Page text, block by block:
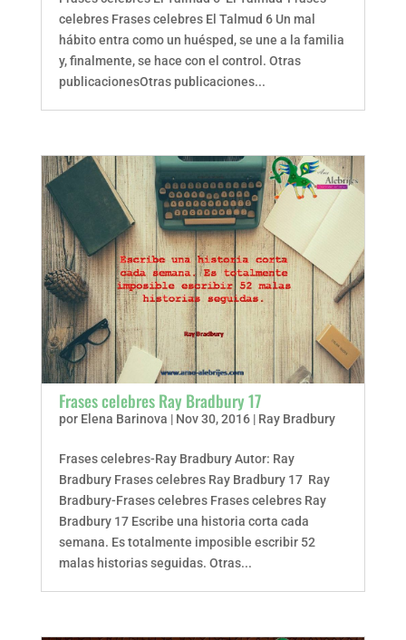
celebres Frases celebres El Talmud 6 Un mal
hábito entra como un huésped, se une a la familia
y, finalmente, se hace con el control. Otras
publicacionesOtras publicaciones...
Frases celebres Ray Bradbury 17
por Elena Barinova | Nov 30, 2016| Ray Bradbury
Frases celebres-Ray Bradbury Autor: Ray
Bradbury Frases celebres Ray Bradbury 17 Ray
Bradbury-Frases celebres Frases celebres Ray
Bradbury 17 Escribe una historia corta cada
semana. Es totalmente imposible escribir 52
malas historias seguidas. Otras...